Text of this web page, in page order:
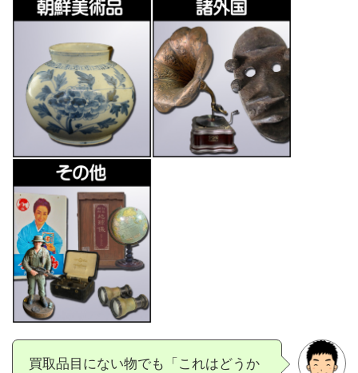
買取品目にない物でも「これはどうか